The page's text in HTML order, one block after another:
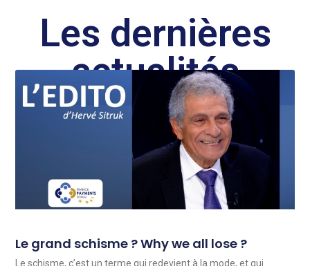
Les dernières
actualités
Le grand schisme ? Why we all lose ?
Le schisme, c’est un terme qui redevient à la mode, et qui